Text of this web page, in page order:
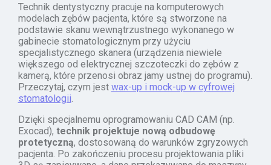
Technik dentystyczny pracuje na komputerowych
modelach zębów pacjenta, które są stworzone na
podstawie skanu wewnątrzustnego wykonanego w
gabinecie stomatologicznym przy użyciu
specjalistycznego skanera (urządzenia niewiele
większego od elektrycznej szczoteczki do zębów z
kamerą, które przenosi obraz jamy ustnej do programu).
Przeczytaj, czym jest wax-up i mock-up w cyfrowej
stomatologii
Dzięki specjalnemu oprogramowaniu CAD CAM (np.
Exocad), technik projektuje nową odbudowę
protetyczną, dostosowaną do warunków zgryzowych
pacjenta. Po zakończeniu procesu projektowania pliki